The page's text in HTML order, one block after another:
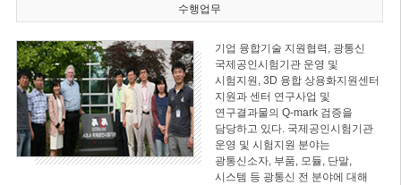
수행업무
기업 융합기술 지원협력, 광통신
국제공인시험기관 운영 및
시험지원, 3D 융합 상용화지원센터
지원과 센터 연구사업 및
연구결과물의 Q-mark 검증을
담당하고 있다. 국제공인시험기관
운영 및 시험지원 분야는
광통신소자, 부품, 모듈, 단말,
시스템 등 광통신 전 분야에 대해